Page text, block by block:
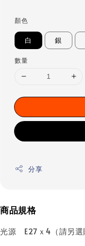
顏色
白 銀
數量
分享
商品規格
光源 E27ｘ4（請另選